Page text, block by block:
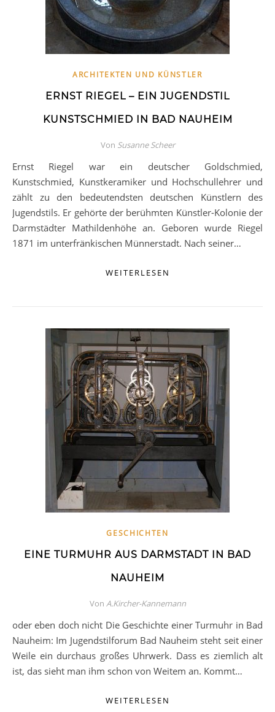
ARCHITEKTEN UND KÜNSTLER
ERNST RIEGEL – EIN JUGENDSTIL
KUNSTSCHMIED IN BAD NAUHEIM
Von Susanne Scheer
Ernst Riegel war ein deutscher Goldschmied,
Kunstschmied, Kunstkeramiker und Hochschullehrer und
zählt zu den bedeutendsten deutschen Künstlern des
Jugendstils. Er gehörte der berühmten Künstler-Kolonie der
Darmstädter Mathildenhöhe an. Geboren wurde Riegel
1871 im unterfränkischen Münnerstadt. Nach seiner…
WEITERLESEN
GESCHICHTEN
EINE TURMUHR AUS DARMSTADT IN BAD
NAUHEIM
Von A.Kircher-Kannemann
oder eben doch nicht Die Geschichte einer Turmuhr in Bad
Nauheim: Im Jugendstilforum Bad Nauheim steht seit einer
Weile ein durchaus großes Uhrwerk. Dass es ziemlich alt
ist, das sieht man ihm schon von Weitem an. Kommt…
WEITERLESEN